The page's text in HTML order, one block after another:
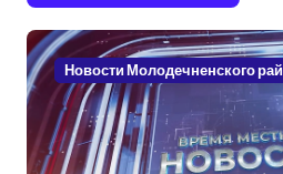
Новости Молодечненского